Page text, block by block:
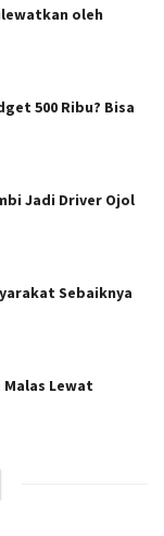
oleh
500 Ribu? Bisa
Jadi Driver Ojol
Sebaiknya
Malas Lewat